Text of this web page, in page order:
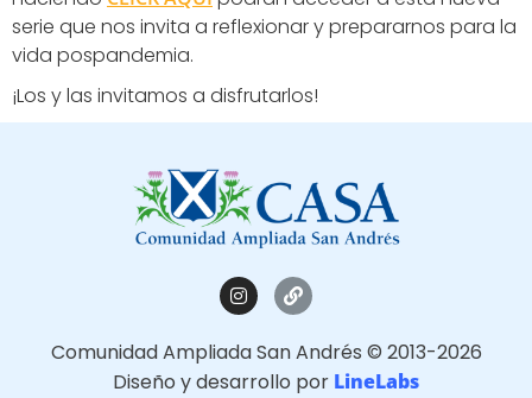
serie que nos invita a reflexionar y prepararnos para la
vida pospandemia.
¡Los y las invitamos a disfrutarlos!
Comunidad Ampliada San Andrés © 2013-2026
Diseño y desarrollo por LineLabs